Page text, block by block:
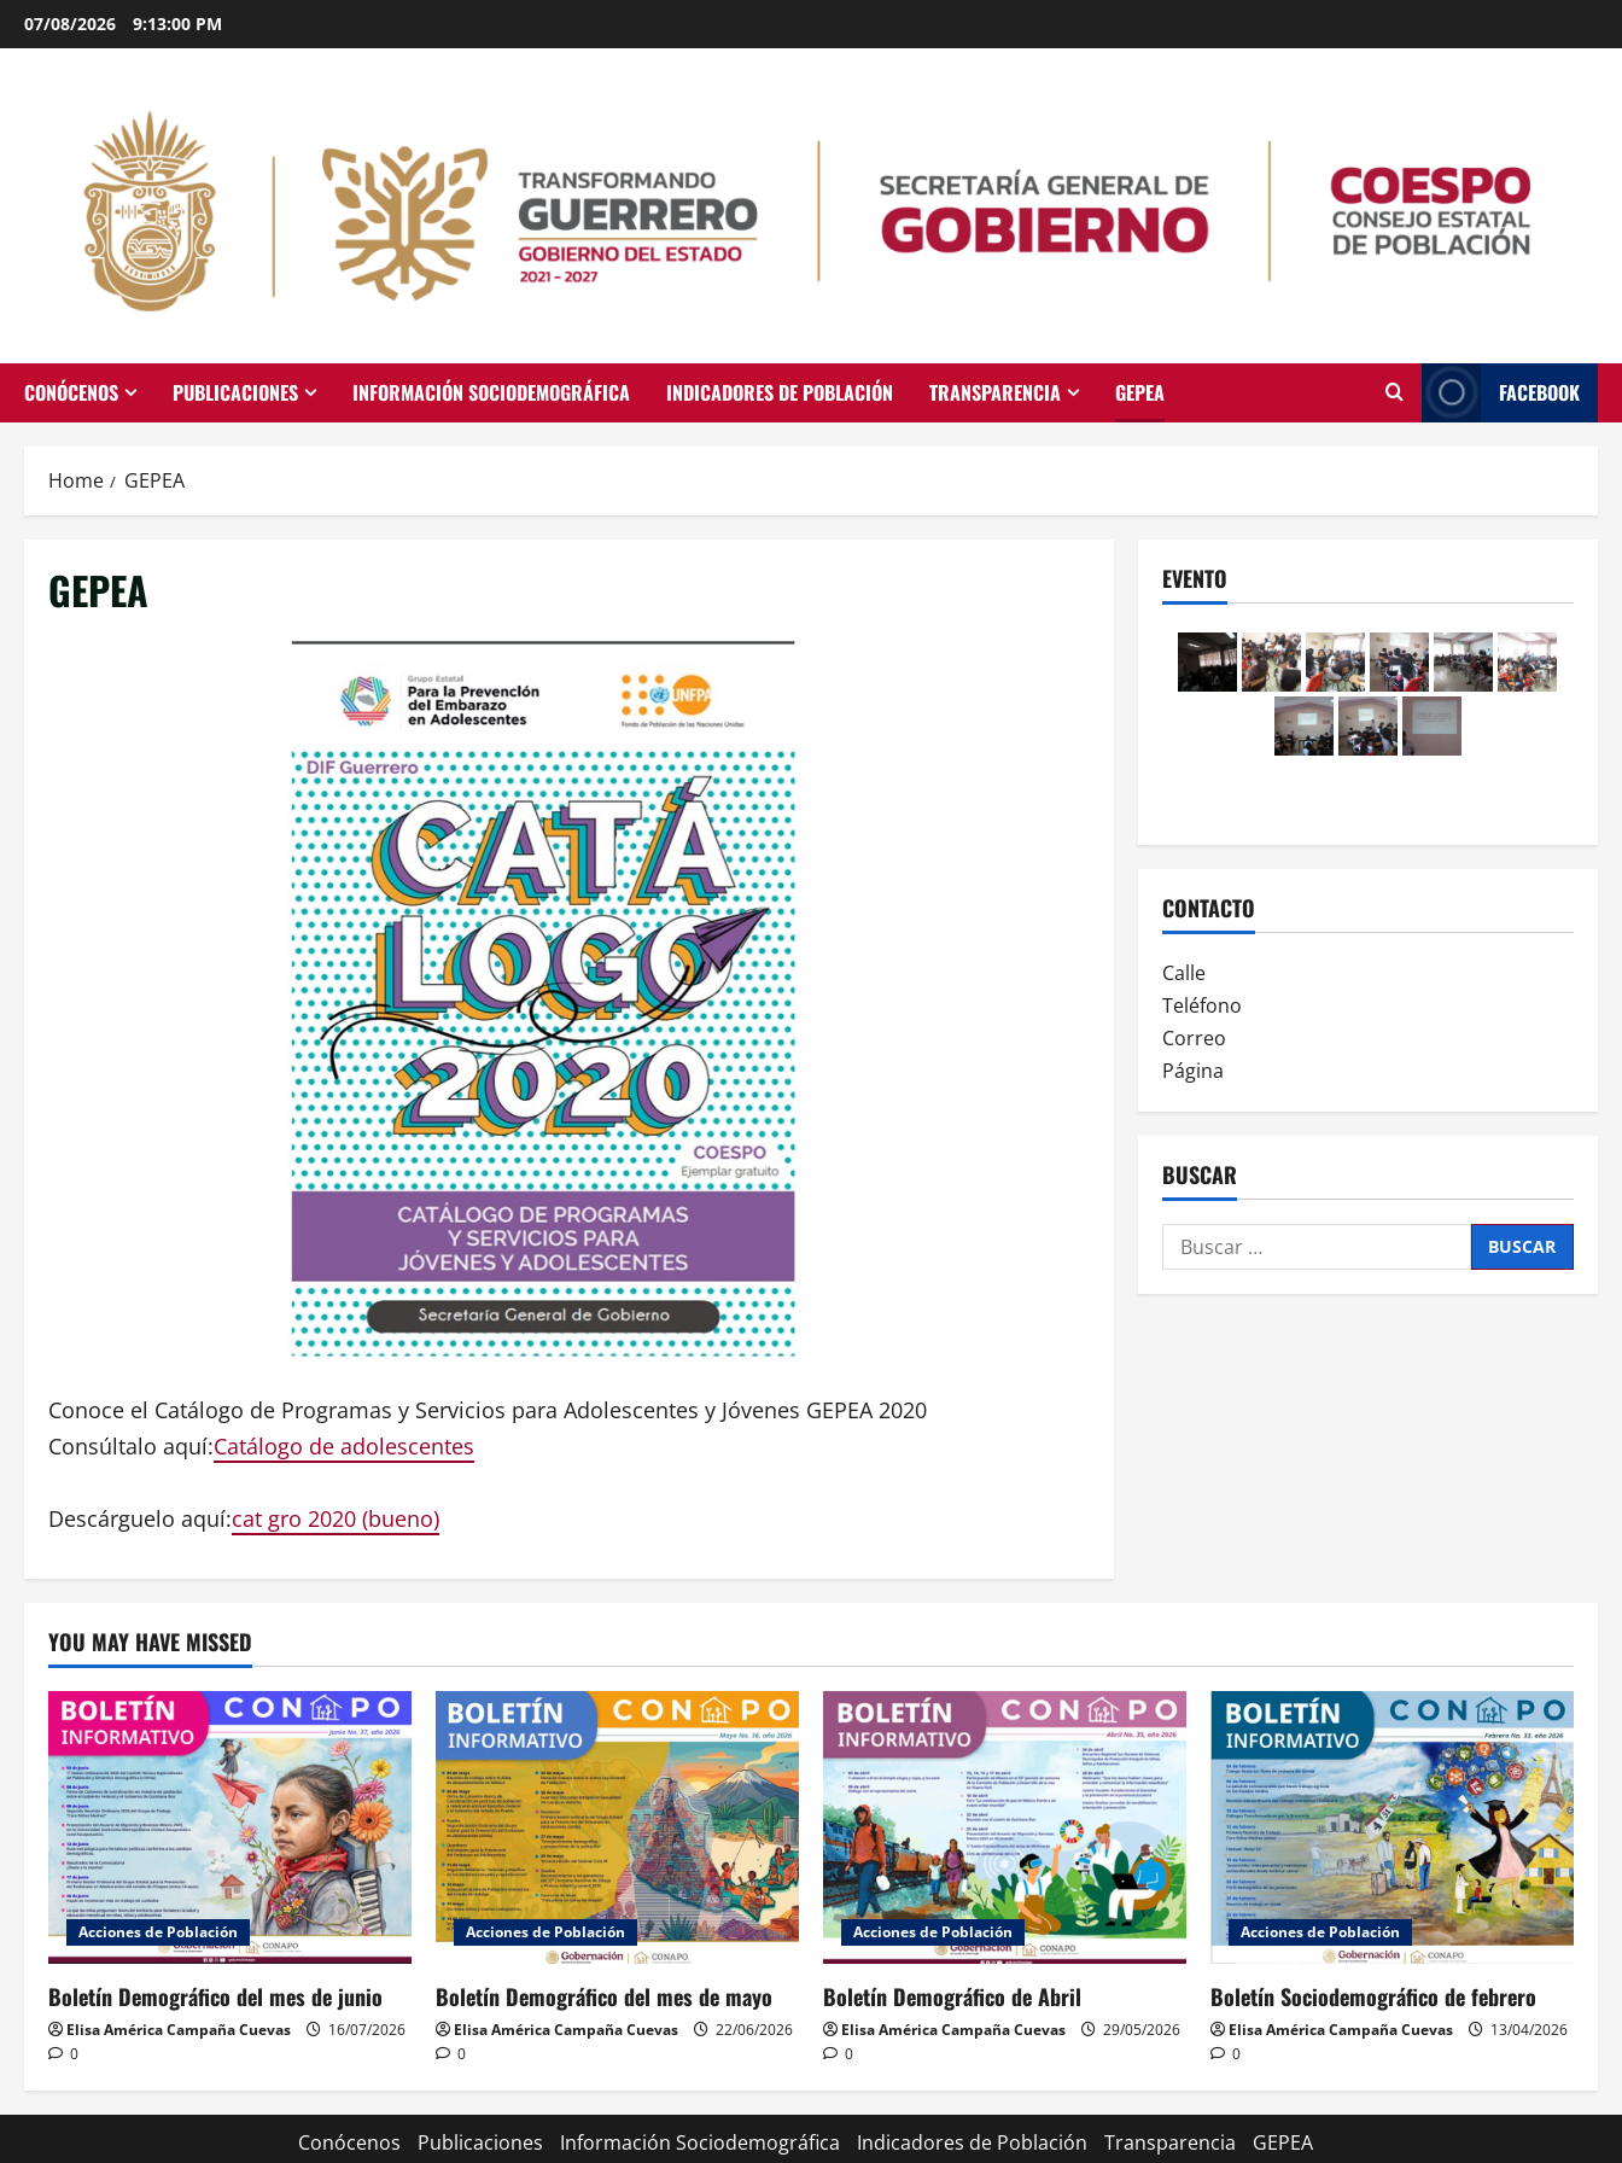
Skip
to
07/08/2026 9:13:01 PM
CONÓCENOS PUBLICACIONES INFORMACIÓN SOCIODEMOGRÁFICA INDICADORES DE POBLACIÓN TRANSPARENCIA GEPEA FACEBOOK
Home GEPEA
GEPEA
Conoce el Catálogo de Programas y Servicios para Adolescentes y Jóvenes GEPEA 2020
Consúltalo aquí:Catálogo de adolescentes
Descárguelo aquí:cat gro 2020 (bueno)
EVENTO
CONTACTO
Calle
Teléfono
Correo
Página
BUSCAR
Buscar:
YOU MAY HAVE MISSED
Acciones de Población
Boletín Demográfico del mes de junio
Elisa América Campaña Cuevas
16/07/2026
0
Acciones de Población
Boletín Demográfico del mes de mayo
Elisa América Campaña Cuevas
22/06/2026
0
Acciones de Población
Boletín Demográfico de Abril
Elisa América Campaña Cuevas
29/05/2026
0
Acciones de Población
Boletín Sociodemográfico de febrero
Elisa América Campaña Cuevas
13/04/2026
0
Conócenos Publicaciones Información Sociodemográfica Indicadores de Población Transparencia GEPEA